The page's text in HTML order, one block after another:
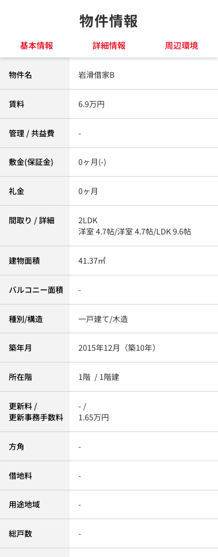
物件情報
基本情報 詳細情報 周辺環境
物件名 岩滑借家B
賃料 6.9万円
管理 / 共益費 -
敷金(保証金) 0ヶ月(-)
礼金 0ヶ月
間取り / 詳細
2LDK
洋室 4.7帖/洋室 4.7帖/LDK 9.6帖
建物面積 41.37㎡
バルコニー面積 -
種別/構造 一戸建て/木造
築年月 2015年12月（築10年）
所在階 1階 / 1階建
更新料 /
更新事務手数料
- /
1.65万円
方角 -
借地料 -
用途地域 -
総戸数 -